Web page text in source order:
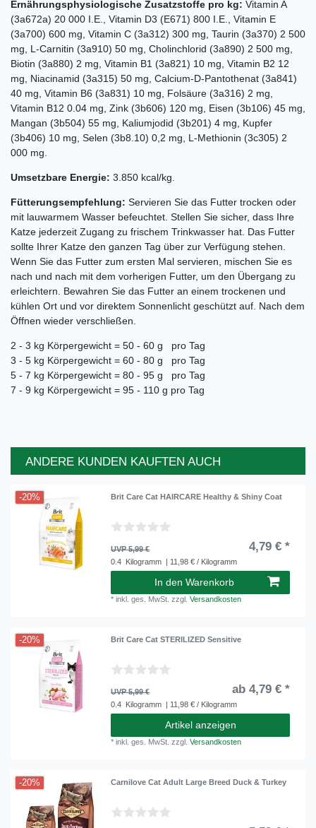
Ernährungsphysiologische Zusatzstoffe pro kg: Vitamin A
(3a672a) 20 000 I.E., Vitamin D3 (E671) 800 I.E., Vitamin E
(3a700) 600 mg, Vitamin C (3a312) 300 mg, Taurin (3a370) 2 500
mg, L-Carnitin (3a910) 50 mg, Cholinchlorid (3a890) 2 500 mg,
Biotin (3a880) 2 mg, Vitamin B1 (3a821) 10 mg, Vitamin B2 12
mg, Niacinamid (3a315) 50 mg, Calcium-D-Pantothenat (3a841)
40 mg, Vitamin B6 (3a831) 10 mg, Folsäure (3a316) 2 mg,
Vitamin B12 0.04 mg, Zink (3b606) 120 mg, Eisen (3b106) 45 mg,
Mangan (3b504) 55 mg, Kaliumjodid (3b201) 4 mg, Kupfer
(3b406) 10 mg, Selen (3b8.10) 0,2 mg, L-Methionin (3c305) 2
000 mg.
Umsetzbare Energie: 3.850 kcal/kg.
Fütterungsempfehlung: Servieren Sie das Futter trocken oder
mit lauwarmem Wasser befeuchtet. Stellen Sie sicher, dass Ihre
Katze jederzeit Zugang zu frischem Trinkwasser hat. Das Futter
sollte Ihrer Katze den ganzen Tag über zur Verfügung stehen.
Wenn Sie das Futter zum ersten Mal servieren, mischen Sie es
nach und nach mit dem vorherigen Futter, um den Übergang zu
erleichtern. Bewahren Sie das Futter an einem trockenen und
kühlen Ort und vor direktem Sonnenlicht geschützt auf. Nach dem
Öffnen wieder verschließen.
2 - 3 kg Körpergewicht = 50 - 60 g pro Tag
3 - 5 kg Körpergewicht = 60 - 80 g pro Tag
5 - 7 kg Körpergewicht = 80 - 95 g pro Tag
7 - 9 kg Körpergewicht = 95 - 110 g pro Tag
ANDERE KUNDEN KAUFTEN AUCH
-20% Brit Care Cat HAIRCARE Healthy & Shiny Coat
UVP 5,99 € 4,79 € *
0.4 Kilogramm | 11,98 € / Kilogramm
In den Warenkorb
*inkl. ges. MwSt. zzgl.Versandkosten
-20% Brit Care Cat STERILIZED Sensitive
UVP 5,99 € ab 4,79 € *
0.4 Kilogramm | 11,98 € / Kilogramm
Artikel anzeigen
*inkl. ges. MwSt. zzgl.Versandkosten
-20% Carnilove Cat Adult Large Breed Duck & Turkey